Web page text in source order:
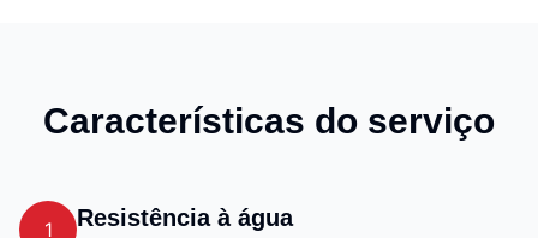
Características do serviço
1 Resistência à água